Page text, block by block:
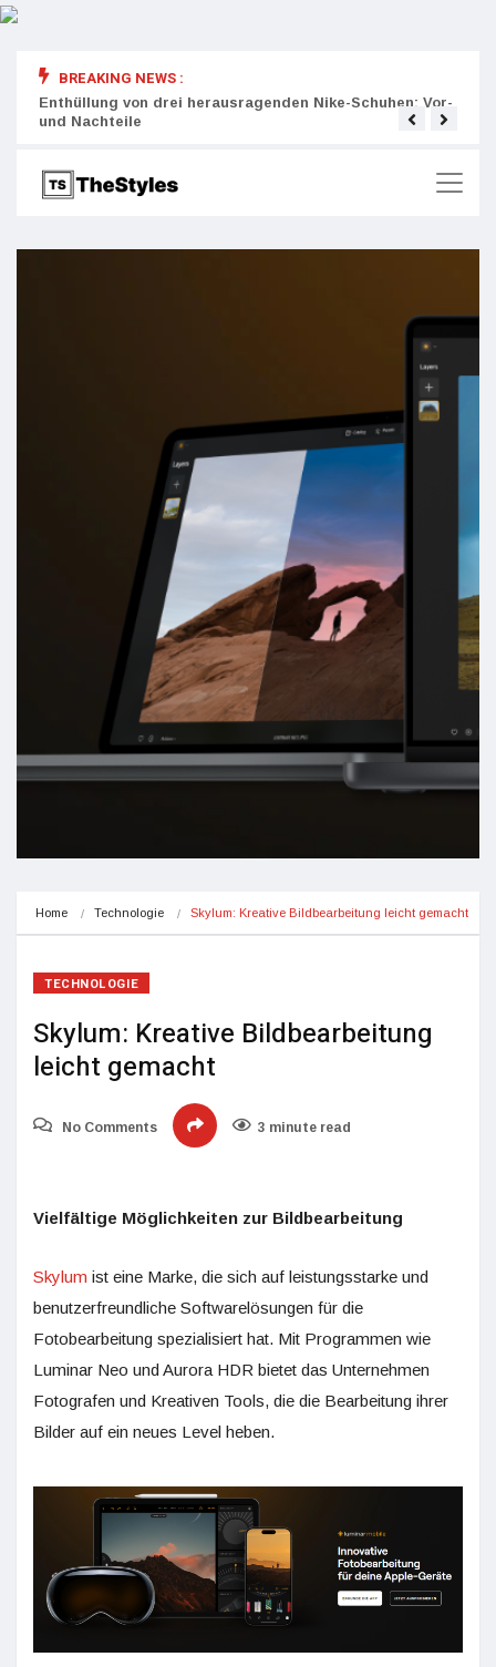
BREAKING NEWS :
Enthüllung von drei herausragenden Nike-Schuhen: Vor-
und Nachteile
Home Technologie Skylum: Kreative Bildbearbeitung leicht gemacht
TECHNOLOGIE
Skylum: Kreative Bildbearbeitung
leicht gemacht
No Comments 3 minute read
Vielfältige Möglichkeiten zur Bildbearbeitung
Skylum ist eine Marke, die sich auf leistungsstarke und
benutzerfreundliche Softwarelösungen für die
Fotobearbeitung spezialisiert hat. Mit Programmen wie
Luminar Neo und Aurora HDR bietet das Unternehmen
Fotografen und Kreativen Tools, die die Bearbeitung ihrer
Bilder auf ein neues Level heben.